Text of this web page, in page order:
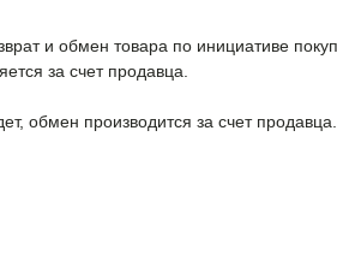
и обмен товара по инициативе
за счет продавца.
обмен производится за счет